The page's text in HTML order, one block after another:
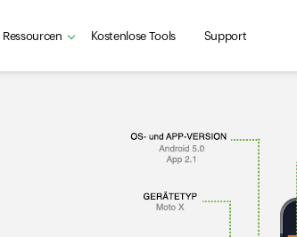
Ressourcen Kostenlose Tools Support